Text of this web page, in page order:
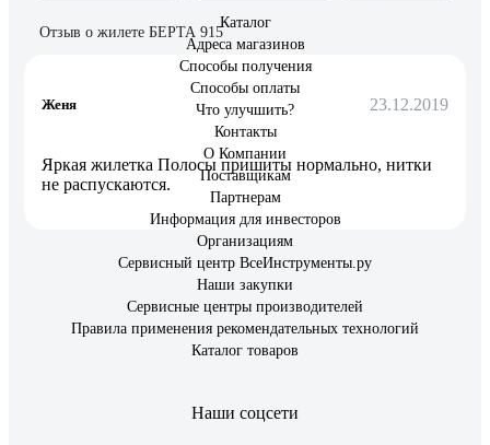
Отзыв о жилете БЕРТА 915
Женя 23.12.2019
Яркая жилетка Полосы пришиты нормально, нитки
не распускаются.
Каталог
Адреса магазинов
Способы получения
Способы оплаты
Что улучшить?
Контакты
О Компании
Поставщикам
Партнерам
Информация для инвесторов
Организациям
Сервисный центр ВсеИнструменты.ру
Наши закупки
Сервисные центры производителей
Правила применения рекомендательных технологий
Каталог товаров
Наши соцсети